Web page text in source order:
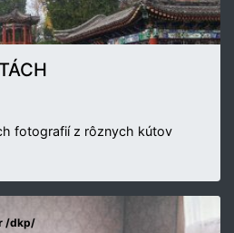
fotografií z rôznych kútov
/dkp/